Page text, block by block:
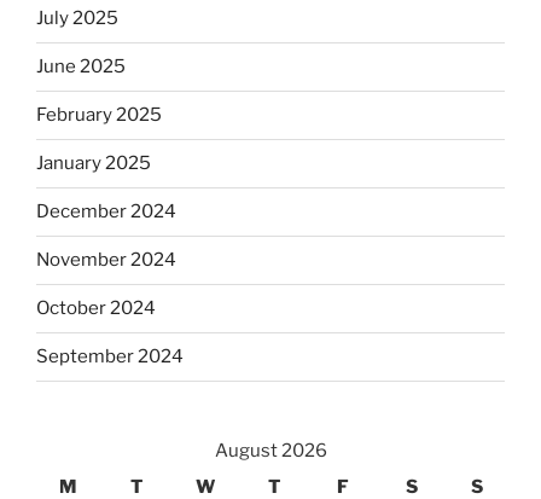
July 2025
June 2025
February 2025
January 2025
December 2024
November 2024
October 2024
September 2024
August 2026
M
T W T F S S